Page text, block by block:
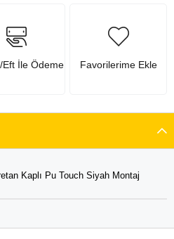
Eft İle Ödeme Favorilerime Ekle
Kaplı Pu Touch Siyah Montaj